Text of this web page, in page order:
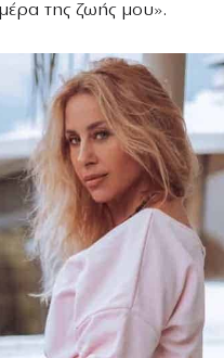
της ζωής μου».